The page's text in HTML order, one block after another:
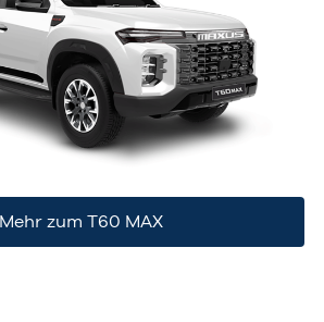
Mehr zum T60 MAX